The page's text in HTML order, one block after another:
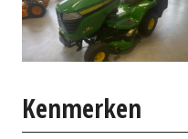
Kenmerken